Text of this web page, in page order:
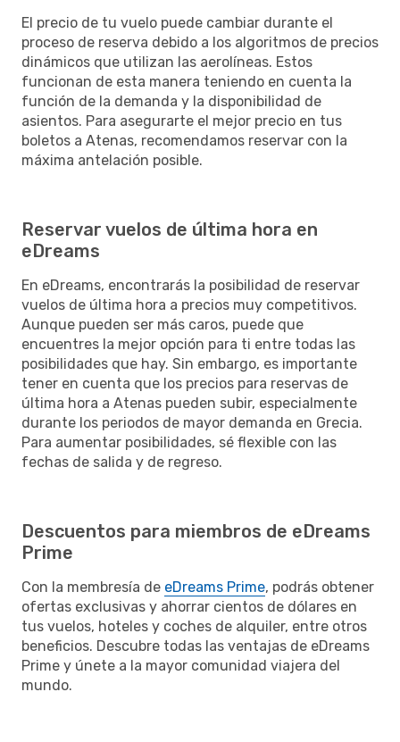
El precio de tu vuelo puede cambiar durante el
proceso de reserva debido a los algoritmos de precios
dinámicos que utilizan las aerolíneas. Estos
funcionan de esta manera teniendo en cuenta la
función de la demanda y la disponibilidad de
asientos. Para asegurarte el mejor precio en tus
boletos a Atenas, recomendamos reservar con la
máxima antelación posible.
Reservar vuelos de última hora en
eDreams
En eDreams, encontrarás la posibilidad de reservar
vuelos de última hora a precios muy competitivos.
Aunque pueden ser más caros, puede que
encuentres la mejor opción para ti entre todas las
posibilidades que hay. Sin embargo, es importante
tener en cuenta que los precios para reservas de
última hora a Atenas pueden subir, especialmente
durante los periodos de mayor demanda en Grecia.
Para aumentar posibilidades, sé flexible con las
fechas de salida y de regreso.
Descuentos para miembros de eDreams
Prime
Con la membresía de eDreams Prime, podrás obtener
ofertas exclusivas y ahorrar cientos de dólares en
tus vuelos, hoteles y coches de alquiler, entre otros
beneficios. Descubre todas las ventajas de eDreams
Prime y únete a la mayor comunidad viajera del
mundo.